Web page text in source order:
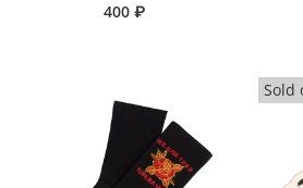
400 ₽